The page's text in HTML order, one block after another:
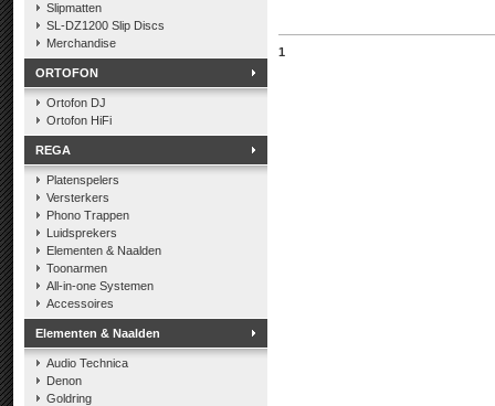
Slipmatten
SL-DZ1200 Slip Discs
Merchandise
ORTOFON
Ortofon DJ
Ortofon HiFi
REGA
Platenspelers
Versterkers
Phono Trappen
Luidsprekers
Elementen & Naalden
Toonarmen
All-in-one Systemen
Accessoires
Elementen & Naalden
Audio Technica
Denon
Goldring
1